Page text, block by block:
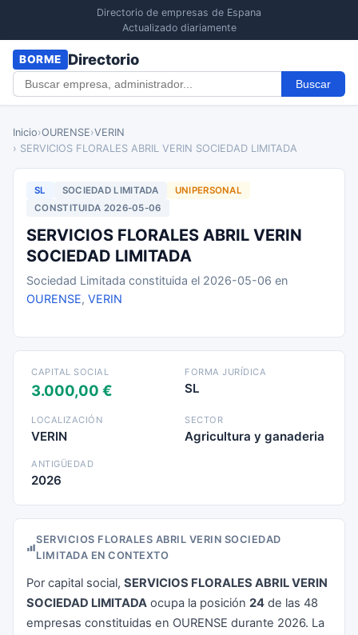
Directorio de empresas de Espana
Actualizado diariamente
BORME Directorio
Buscar
Inicio›OURENSE›VERIN
› SERVICIOS FLORALES ABRIL VERIN SOCIEDAD LIMITADA
SL SOCIEDAD LIMITADA
UNIPERSONAL
CONSTITUIDA 2026-05-06
SERVICIOS FLORALES ABRIL VERIN
SOCIEDAD LIMITADA
Sociedad Limitada constituida el 2026-05-06 en
OURENSE, VERIN
CAPITAL SOCIAL
3.000,00 €
FORMA JURÍDICA
SL
LOCALIZACIÓN
VERIN
SECTOR
Agricultura y ganaderia
ANTIGÜEDAD
2026
SERVICIOS FLORALES ABRIL VERIN SOCIEDAD
LIMITADA EN CONTEXTO
Por capital social, SERVICIOS FLORALES ABRIL VERIN
SOCIEDAD LIMITADA ocupa la posición 24 de las 48
empresas constituidas en OURENSE durante 2026. La